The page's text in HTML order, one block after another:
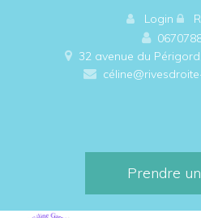
Login
32 avenue du
Prendre